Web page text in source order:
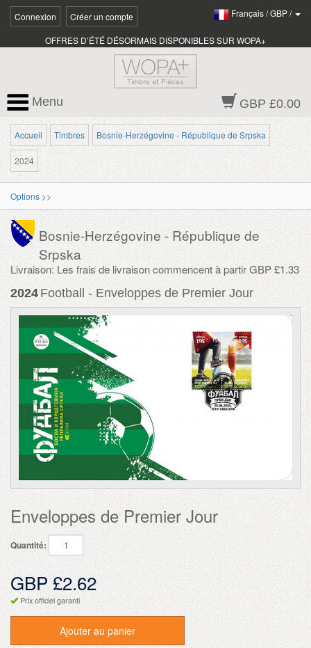
Connexion Créer un compte Français/GBP/
OFFRES D’ÉTÉ DÉSORMAIS DISPONIBLES SUR WOPA+
GBP £0.00
Menu
Accueil Timbres Bosnie-Herzégovine - République de Srpska
2024
Options >>
Bosnie-Herzégovine - République de
Srpska
Livraison: Les frais de livraison commencent à partir GBP £1.33
2024 Football - Enveloppes de Premier Jour
Enveloppes de Premier Jour
Quantité:
GBP £2.62
Prix officiel garanti
Ajouter au panier